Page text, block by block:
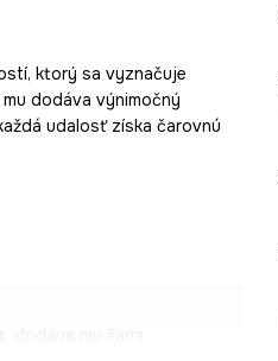
ktorý sa vyznačuje
dodáva výnimočný
udalosť získa čarovnú